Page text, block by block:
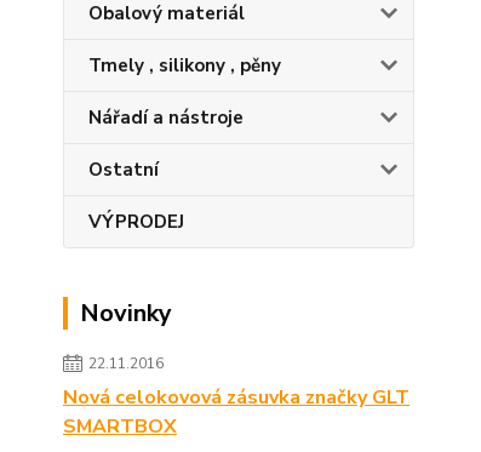
Obalový materiál
Tmely , silikony , pěny
Nářadí a nástroje
Ostatní
VÝPRODEJ
Novinky
22.11.2016
Nová celokovová zásuvka značky GLT
SMARTBOX